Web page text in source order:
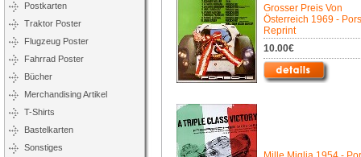
Postkarten
Traktor Poster
Flugzeug Poster
Fahrrad Poster
Bücher
Merchandising Artikel
T-Shirts
Bastelkarten
Sonstiges
Grosser Preis Von
Österreich 1969 -
Reprint
10.00€